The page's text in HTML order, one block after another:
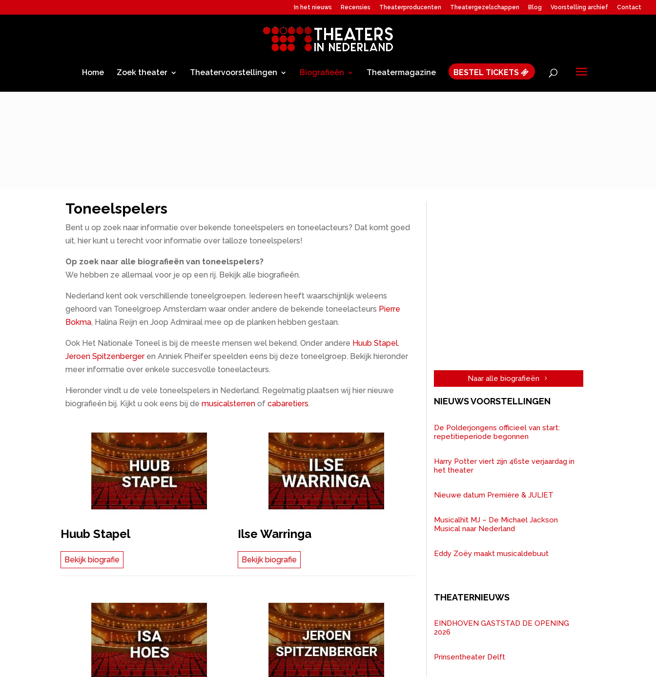
In het nieuws Recensies Theaterproducenten Theatergezelschappen Blog Voorstelling archief Contact
Home Zoek theater Theatervoorstellingen Biografieën Theatermagazine BESTEL TICKETS
Toneelspelers
Bent u op zoek naar informatie over bekende toneelspelers en toneelacteurs? Dat komt goed
uit, hier kunt u terecht voor informatie over talloze toneelspelers!
Op zoek naar alle biografieën van toneelspelers?
We hebben ze allemaal voor je op een rij. Bekijk alle biografieën.
Nederland kent ook verschillende toneelgroepen. Iedereen heeft waarschijnlijk weleens
gehoord van Toneelgroep Amsterdam waar onder andere de bekende toneelacteurs Pierre
Bokma, Halina Reijn en Joop Admiraal mee op de planken hebben gestaan.
Ook Het Nationale Toneel is bij de meeste mensen wel bekend. Onder andere Huub Stapel,
Jeroen Spitzenbergeren Anniek Pheifer speelden eens bij deze toneelgroep. Bekijk hieronder
meer informatie over enkele succesvolle toneelacteurs.
Hieronder vindt u de vele toneelspelers in Nederland. Regelmatig plaatsen wij hier nieuwe
biografieën bij. Kijkt u ook eens bij demusicalsterren ofcabaretiers.
Huub Stapel
Bekijk biografie
Ilse Warringa
Bekijk biografie
Naar alle biografieën
NIEUWS VOORSTELLINGEN
De Polderjongens officieel van start:
repetitieperiode begonnen
Harry Potter viert zijn 46ste verjaardag in
het theater
Nieuwe datum Première & JULIET
Musicalhit MJ – De Michael Jackson
Musical naar Nederland
Eddy Zoëy maakt musicaldebuut
THEATERNIEUWS
EINDHOVEN GASTSTAD DE OPENING
2026
Prinsentheater Delft